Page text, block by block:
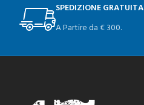
SPEDIZIONE GRATUITA
A Partire da € 300.